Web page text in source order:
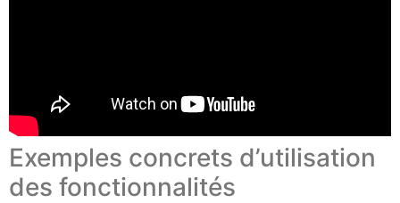
Exemples concrets d’utilisation
des fonctionnalités